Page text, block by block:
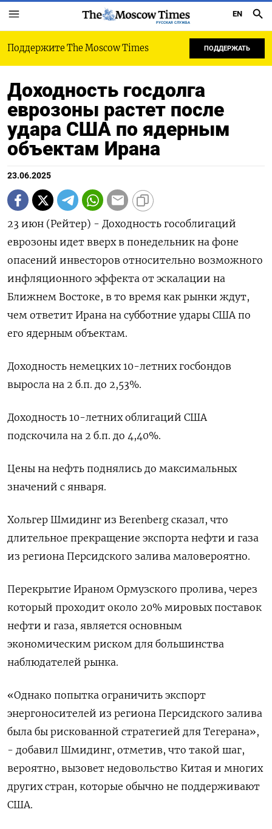
РУССКАЯ СЛУЖБА
EN
Поддержите The Moscow Times ПОДДЕРЖАТЬ
Доходность госдолга
еврозоны растет после
удара США по ядерным
объектам Ирана
23.06.2025
23 июн (Рейтер) - Доходность гособлигаций
еврозоны идет вверх в понедельник на фоне
опасений инвесторов относительно возможного
инфляционного эффекта от эскалации на
Ближнем Востоке, в то время как рынки ждут,
чем ответит Ирана на субботние удары США по
его ядерным объектам.
Доходность немецких 10-летних госбондов
выросла на 2 б.п. до 2,53%.
Доходность 10-летних облигаций США
подскочила на 2 б.п. до 4,40%.
Цены на нефть поднялись до максимальных
значений с января.
Хольгер Шмидинг из Berenberg сказал, что
длительное прекращение экспорта нефти и газа
из региона Персидского залива маловероятно.
Перекрытие Ираном Ормузского пролива, через
который проходит около 20% мировых поставок
нефти и газа, является основным
экономическим риском для большинства
наблюдателей рынка.
«Однако попытка ограничить экспорт
энергоносителей из региона Персидского залива
была бы рискованной стратегией для Тегерана»,
- добавил Шмидинг, отметив, что такой шаг,
вероятно, вызовет недовольство Китая и многих
других стран, которые обычно не поддерживают
США.